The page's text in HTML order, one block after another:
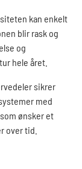
kan enkelt
blir rask og
og
hele året.
sikrer
med
ønsker et
over tid.